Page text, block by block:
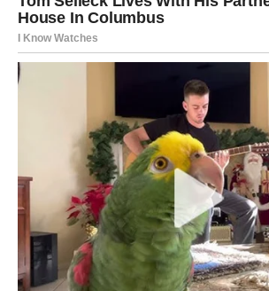
Kada uspiju pravilno usmjeriti svoju
veoma velike uspjehe i postati primjer
Blizanci i Vodolije – život pun
Blizanci i Vodolije često se opisuju kao
znakovi horoskopa. Kod njih se planovi i
mogu promijeniti veoma brzo, pa ih mnogi
znakovima koji stalno prolaze kroz nove
Njihova najveća prednost je sposobnost
se suoče sa neočekivanim promjenama,
brzo pronaći novo rješenje i nastaviti dalje.